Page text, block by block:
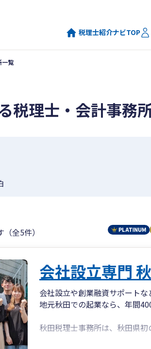
税理士紹介ナビTOP
一覧
税理士・会計事務
全5件）
会社設立専門
会社設立や創業融資サポートな
地元秋田での起業なら、年間
秋田税理士事務所は、秋田県
きぎん、北都銀行、秋田信用